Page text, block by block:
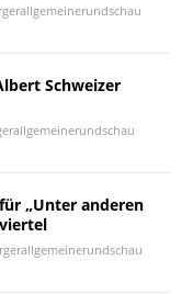
Schweizer
„Unter anderen